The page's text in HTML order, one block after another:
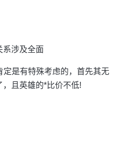
系涉及全面
定是有特殊考虑的，首先其无
，且英雄的*比价不低!